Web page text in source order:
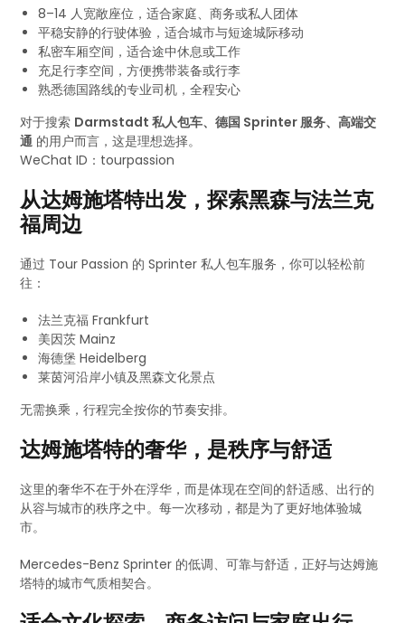
8–14 人宽敞座位，适合家庭、商务或私人团体
平稳安静的行驶体验，适合城市与短途城际移动
私密车厢空间，适合途中休息或工作
充足行李空间，方便携带装备或行李
熟悉德国路线的专业司机，全程安心
对于搜索 Darmstadt 私人包车、德国 Sprinter 服务、高端交
通 的用户而言，这是理想选择。
WeChat ID：tourpassion
从达姆施塔特出发，探索黑森与法兰克
福周边
通过 Tour Passion 的 Sprinter 私人包车服务，你可以轻松前
往：
法兰克福 Frankfurt
美因茨 Mainz
海德堡 Heidelberg
莱茵河沿岸小镇及黑森文化景点
无需换乘，行程完全按你的节奏安排。
达姆施塔特的奢华，是秩序与舒适
这里的奢华不在于外在浮华，而是体现在空间的舒适感、出行的
从容与城市的秩序之中。每一次移动，都是为了更好地体验城
市。
Mercedes-Benz Sprinter 的低调、可靠与舒适，正好与达姆施
塔特的城市气质相契合。